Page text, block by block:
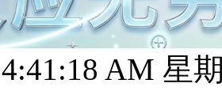
AM 星